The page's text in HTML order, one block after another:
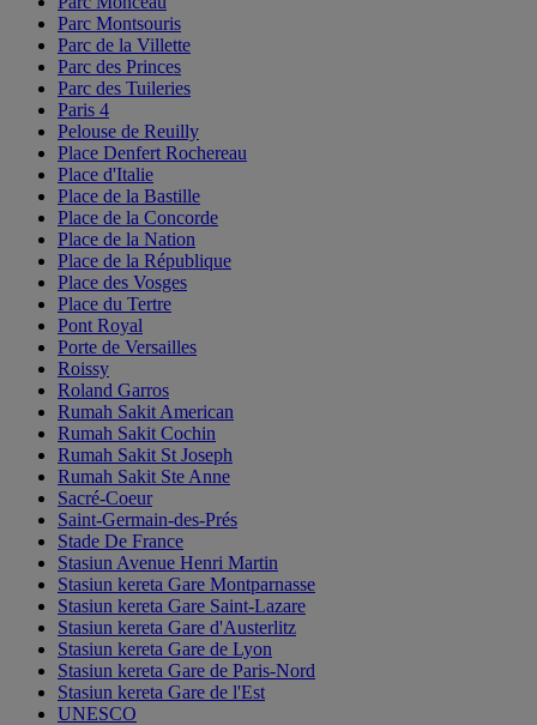
Parc Montsouris
Parc de la Villette
Parc des Princes
Parc des Tuileries
Paris 4
Pelouse de Reuilly
Place Denfert Rochereau
Place d'Italie
Place de la Bastille
Place de la Concorde
Place de la Nation
Place de la République
Place des Vosges
Place du Tertre
Pont Royal
Porte de Versailles
Roissy
Roland Garros
Rumah Sakit American
Rumah Sakit Cochin
Rumah Sakit St Joseph
Rumah Sakit Ste Anne
Sacré-Coeur
Saint-Germain-des-Prés
Stade De France
Stasiun Avenue Henri Martin
Stasiun kereta Gare Montparnasse
Stasiun kereta Gare Saint-Lazare
Stasiun kereta Gare d'Austerlitz
Stasiun kereta Gare de Lyon
Stasiun kereta Gare de Paris-Nord
Stasiun kereta Gare de l'Est
UNESCO